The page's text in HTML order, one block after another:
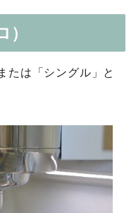
たは「シングル」と